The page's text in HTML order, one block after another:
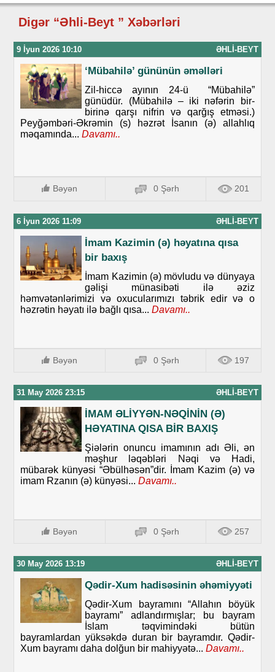
Digər “Əhli-Beyt ” Xəbərləri
9 İyun 2026 10:10 ƏHLI-BEYT
‘Mübahilə’ gününün əməlləri
Zil-hiccə ayının 24-ü “Mübahilə”
günüdür. (Mübahilə – iki nəfərin bir-
birinə qarşı nifrin və qarğış etməsi.)
Peyğəmbəri-Əkrəmin (s) həzrət İsanın (ə) allahlıq
məqamında... Davamı..
Bəyən 0 Şərh 201
6 İyun 2026 11:09 ƏHLI-BEYT
İmam Kazimin (ə) həyatına qısa
bir baxış
İmam Kazimin (ə) mövludu və dünyaya
gəlişi münasibəti ilə əziz
həmvətənlərimizi və oxucularımızı təbrik edir və o
həzrətin həyatı ilə bağlı qısa... Davamı..
Bəyən 0 Şərh 197
31 May 2026 23:15 ƏHLI-BEYT
İMAM ƏLİYYƏN-NƏQİNİN (Ə)
HƏYATINA QISA BİR BAXIŞ
Şiələrin onuncu imamının adı Əli, ən
məşhur ləqəbləri Nəqi və Hadi,
mübarək künyəsi “Əbülhəsən”dir. İmam Kazim (ə) və
imam Rzanın (ə) künyəsi... Davamı..
Bəyən 0 Şərh 257
30 May 2026 13:19 ƏHLI-BEYT
Qədir-Xum hadisəsinin əhəmiyyəti
Qədir-Xum bayramını “Allahın böyük
bayramı” adlandırmışlar; bu bayram
İslam təqvimindəki bütün
bayramlardan yüksəkdə duran bir bayramdır. Qədir-
Xum bayramı daha dolğun bir mahiyyətə... Davamı..